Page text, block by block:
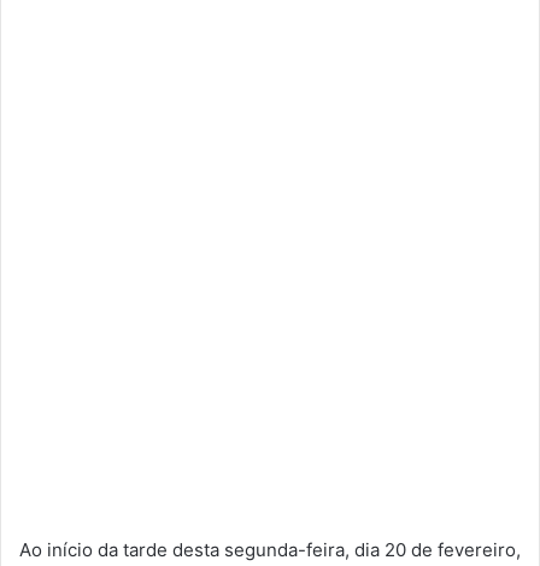
Ao início da tarde desta segunda-feira, dia 20 de fevereiro,